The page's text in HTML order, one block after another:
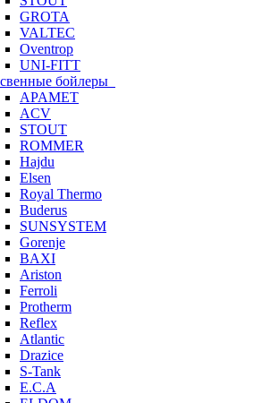
GROTA
VALTEC
Oventrop
UNI-FITT
бойлеры
APAMET
ACV
STOUT
ROMMER
Hajdu
Elsen
Royal Thermo
Buderus
SUNSYSTEM
Gorenje
BAXI
Ariston
Ferroli
Protherm
Reflex
Atlantic
Drazice
S-Tank
E.C.A